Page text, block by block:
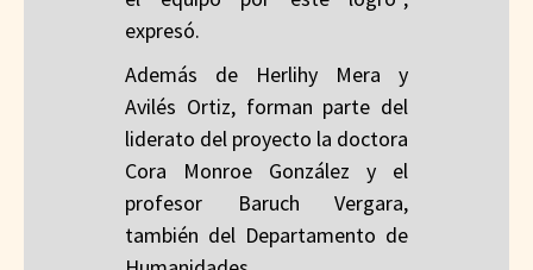
expresó.
Además de Herlihy Mera y
Avilés Ortiz, forman parte del
liderato del proyecto la doctora
Cora Monroe González y el
profesor Baruch Vergara,
también del Departamento de